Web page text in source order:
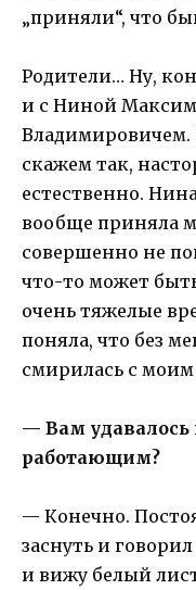
„приняли“, что
Родители… Ну,
и с Ниной
Владимировичем.
скажем так,
естественно.
вообще приняла
совершенно не
что-то может
очень тяжелые
поняла, что без
смирилась с
— Вам удавалось
работающим?
— Конечно.
заснуть и
и вижу белый